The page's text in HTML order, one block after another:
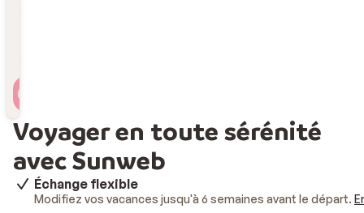
Voyager en toute sérénité
avec Sunweb
Échange flexible
Modifiez vos vacances jusqu'à 6 semaines avant le départ.